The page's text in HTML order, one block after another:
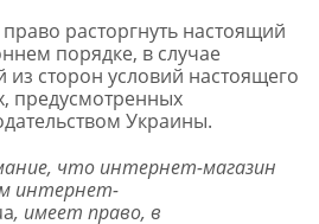
расторгнуть настоящий
порядке, в случае
сторон условий настоящего
предусмотренных
Украины.
что интернет-магазин
интернет-
, имеет право, в